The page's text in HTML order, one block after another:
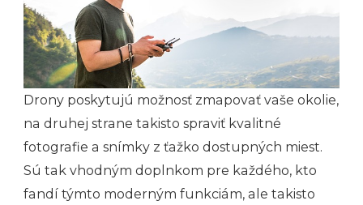
Drony poskytujú možnosť zmapovať vaše okolie,
na druhej strane takisto spraviť kvalitné
fotografie a snímky z ťažko dostupných miest.
Sú tak vhodným doplnkom pre každého, kto
fandí týmto moderným funkciám, ale takisto